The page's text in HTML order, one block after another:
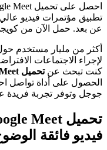
تطبيق مؤتمرات فيديو
عن بعد. حمل الآن من
أكثر من مليار مستخدم
لإجراء الاجتماعات
كنت تبحث عنتحميل Google Meet للكمبيوتر
الحصول على أداة تواصل
جوجل وتوفر تجربة فريدة
فيديو فائقة